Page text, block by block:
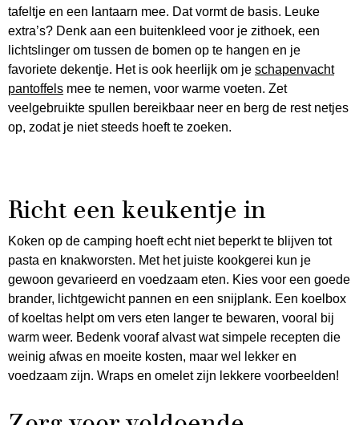
tafeltje en een lantaarn mee. Dat vormt de basis. Leuke
extra’s? Denk aan een buitenkleed voor je zithoek, een
lichtslinger om tussen de bomen op te hangen en je
favoriete dekentje. Het is ook heerlijk om je schapenvacht
pantoffels mee te nemen, voor warme voeten. Zet
veelgebruikte spullen bereikbaar neer en berg de rest netjes
op, zodat je niet steeds hoeft te zoeken.
Richt een keukentje in
Koken op de camping hoeft echt niet beperkt te blijven tot
pasta en knakworsten. Met het juiste kookgerei kun je
gewoon gevarieerd en voedzaam eten. Kies voor een goede
brander, lichtgewicht pannen en een snijplank. Een koelbox
of koeltas helpt om vers eten langer te bewaren, vooral bij
warm weer. Bedenk vooraf alvast wat simpele recepten die
weinig afwas en moeite kosten, maar wel lekker en
voedzaam zijn. Wraps en omelet zijn lekkere voorbeelden!